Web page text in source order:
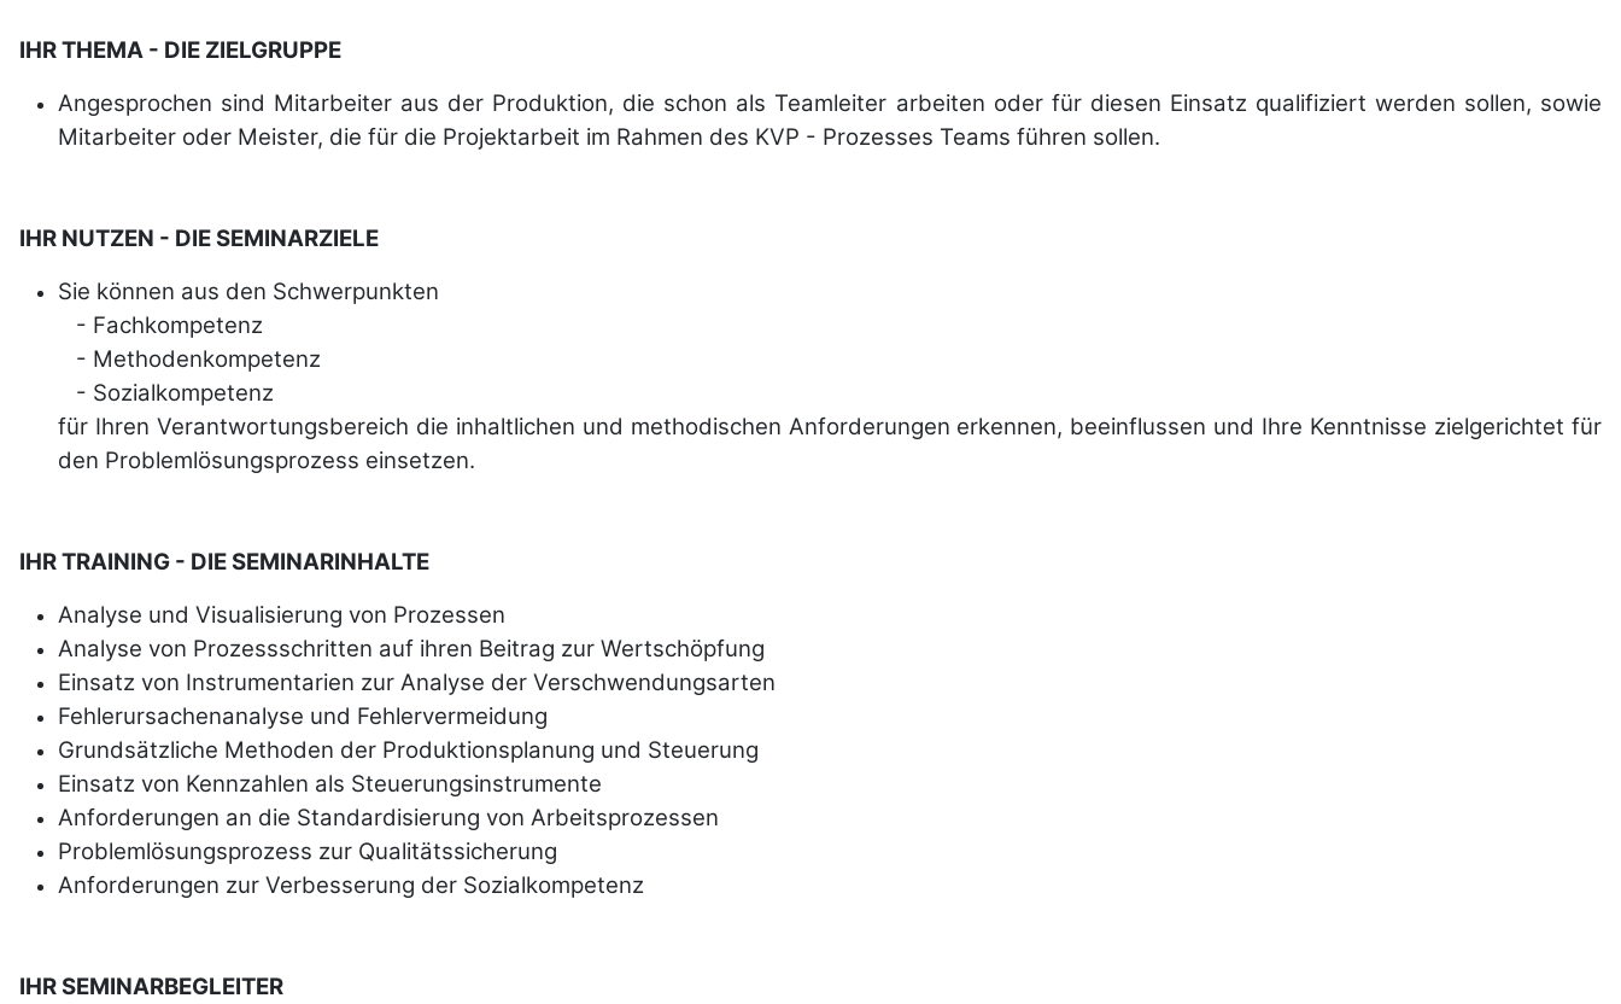
IHR THEMA - DIE ZIELGRUPPE
Angesprochen sind Mitarbeiter aus der Produktion, die schon als Teamleiter arbeiten oder für diesen Einsatz qualifiziert werden sollen, sowie
Mitarbeiter oder Meister, die für die Projektarbeit im Rahmen des KVP - Prozesses Teams führen sollen.
IHR NUTZEN - DIE SEMINARZIELE
Sie können aus den Schwerpunkten
- Fachkompetenz
- Methodenkompetenz
- Sozialkompetenz
für Ihren Verant­wortungs­bereich die inhalt­lichen und metho­dischen Anfor­derungen erkennen, beein­flussen und Ihre Kennt­nisse zielgerichtet für
den Problem­lösungs­prozess einsetzen.
IHR TRAINING - DIE SEMINARINHALTE
Analyse und Visualisierung von Prozessen
Analyse von Prozessschritten auf ihren Beitrag zur Wert­schöpfung
Einsatz von Instrumentarien zur Analyse der Ver­schwen­dungs­arten
Fehlerursachenanalyse und Fehler­vermei­dung
Grundsätzliche Methoden der Pro­duktions­planung und Steuerung
Einsatz von Kennzahlen als Steuerungsinstrumente
Anforderungen an die Standar­disierung von Arbeits­pro­zes­sen
Problemlösungsprozess zur Qualitäts­sicherung
Anforderungen zur Ver­bes­serung der Sozial­kompe­tenz
IHR SEMINARBEGLEITER